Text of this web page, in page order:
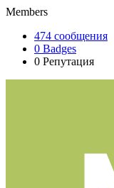
Members
474 сообщения
0 Badges
0 Репутация